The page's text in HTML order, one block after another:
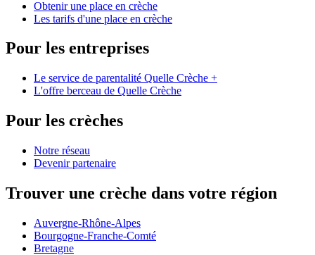
Obtenir une place en crèche
Les tarifs d'une place en crèche
Pour les entreprises
Le service de parentalité Quelle Crèche +
L'offre berceau de Quelle Crèche
Pour les crèches
Notre réseau
Devenir partenaire
Trouver une crèche dans votre région
Auvergne-Rhône-Alpes
Bourgogne-Franche-Comté
Bretagne